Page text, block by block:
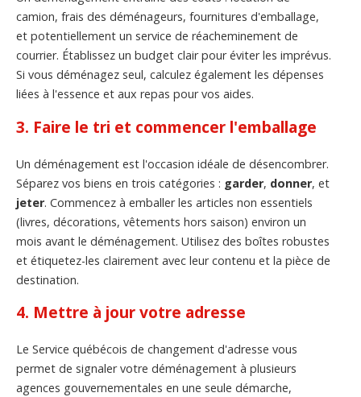
camion, frais des déménageurs, fournitures d'emballage,
et potentiellement un service de réacheminement de
courrier. Établissez un budget clair pour éviter les imprévus.
Si vous déménagez seul, calculez également les dépenses
liées à l'essence et aux repas pour vos aides.
3. Faire le tri et commencer l'emballage
Un déménagement est l'occasion idéale de désencombrer.
Séparez vos biens en trois catégories : garder, donner, et
jeter. Commencez à emballer les articles non essentiels
(livres, décorations, vêtements hors saison) environ un
mois avant le déménagement. Utilisez des boîtes robustes
et étiquetez-les clairement avec leur contenu et la pièce de
destination.
4. Mettre à jour votre adresse
Le Service québécois de changement d'adresse vous
permet de signaler votre déménagement à plusieurs
agences gouvernementales en une seule démarche,